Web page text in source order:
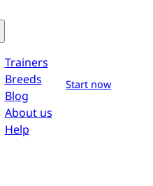
Trainers
Breeds
Blog
About us
Help
Start now